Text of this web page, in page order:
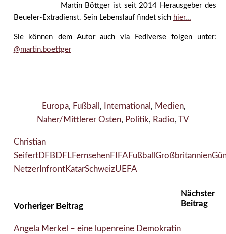
Martin Böttger ist seit 2014 Herausgeber des
Beueler-Extradienst. Sein Lebenslauf findet sich hier...
Sie können dem Autor auch via Fediverse folgen unter:
@martin.boettger
Europa, Fußball , International , Medien,
Naher/Mittlerer Osten, Politik, Radio, TV
Christian
SeifertDFBDFLFernsehenFIFA Fußball Großbritannien
NetzerInfrontKatarSchweizUEFA
Vorheriger Beitrag
Angela Merkel – eine lupenreine Demokratin
Nächster
Beitrag